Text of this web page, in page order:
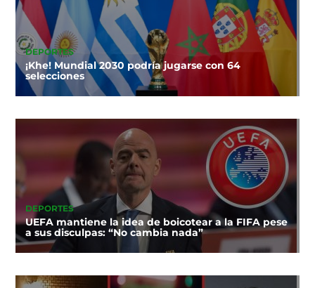
DEPORTES
¡Khe! Mundial 2030 podría jugarse con 64
selecciones
DEPORTES
UEFA mantiene la idea de boicotear a la FIFA pese
a sus disculpas: “No cambia nada”